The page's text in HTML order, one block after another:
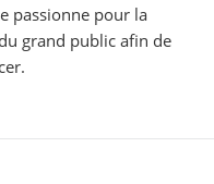
passionne pour la
grand public afin de